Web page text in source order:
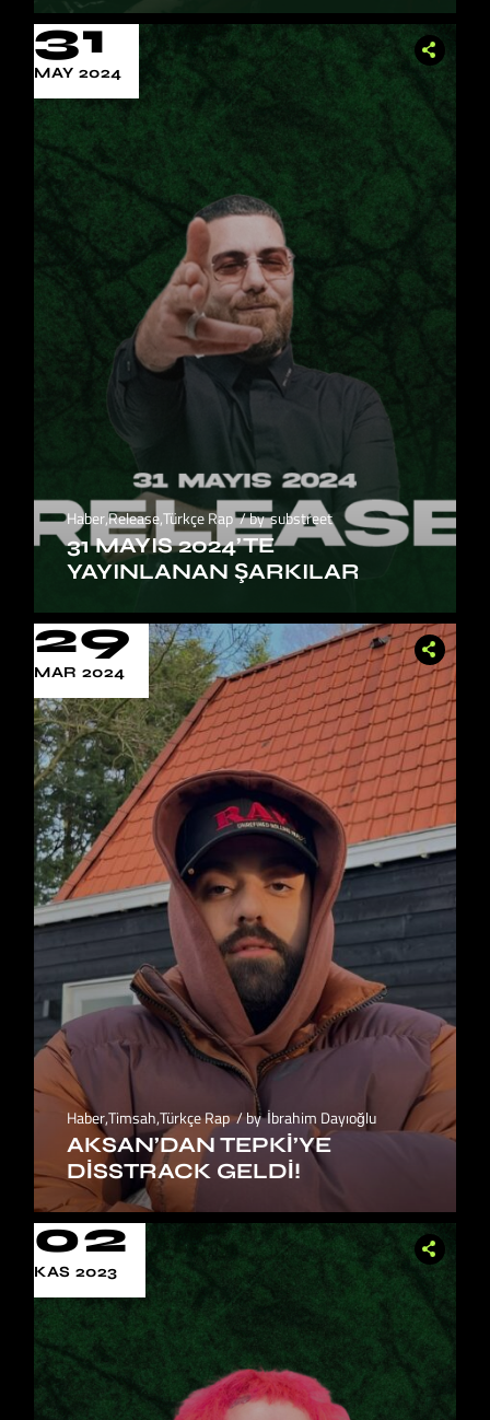
31
MAY 2024
Haber,Release,Türkçe Rap by substreet
31 MAYIS 2024’TE
YAYINLANAN ŞARKILAR
29
MAR 2024
Haber,Timsah,Türkçe Rap by İbrahim Dayıoğlu
AKSAN’DAN TEPKI’YE
DISSTRACK GELDI!
02
KAS 2023